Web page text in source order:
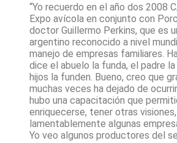
“Yo recuerdo en el año dos 2008
Expo avícola en conjunto con
doctor Guillermo Perkins, que es
argentino reconocido a nivel
manejo de empresas familiares.
dice el abuelo la funda, el padre
hijos la funden. Bueno, creo que
muchas veces ha dejado de
hubo una capacitación que
enriquecerse, tener otras visiones,
lamentablemente algunas
Yo veo algunos productores del